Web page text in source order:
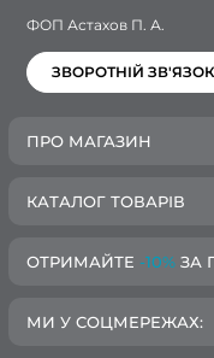
ФОП Астахов П. А.
ЗВОРОТНІЙ ЗВ'ЯЗОК
ПРО МАГАЗИН
КАТАЛОГ ТОВАРІВ
ОТРИМАЙТЕ -10% ЗА
МИ У СОЦМЕРЕЖАХ: